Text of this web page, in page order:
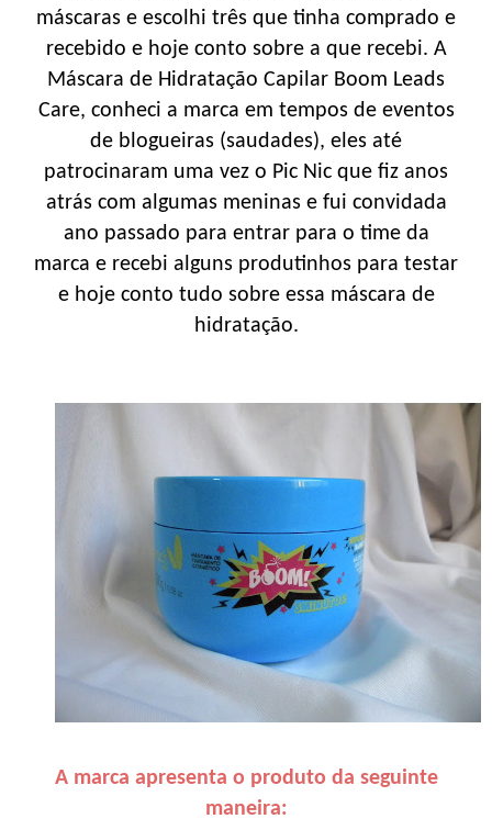
máscaras e escolhi três que tinha comprado e
recebido e hoje conto sobre a que recebi. A
Máscara de Hidratação Capilar Boom Leads
Care, conheci a marca em tempos de eventos
de blogueiras (saudades), eles até
patrocinaram uma vez o Pic Nic que fiz anos
atrás com algumas meninas e fui convidada
ano passado para entrar para o time da
marca e recebi alguns produtinhos para testar
e hoje conto tudo sobre essa máscara de
hidratação.
A marca apresenta o produto da seguinte
maneira: